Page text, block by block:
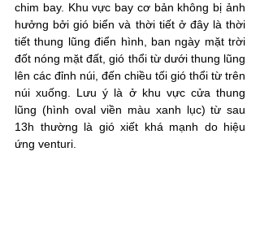
chim bay. Khu vực bay cơ bản không bị ảnh
hưởng bởi gió biển và thời tiết ở đây là thời
tiết thung lũng điển hình, ban ngày mặt trời
đốt nóng mặt đất, gió thổi từ dưới thung lũng
lên các đỉnh núi, đến chiều tối gió thổi từ trên
núi xuống. Lưu ý là ở khu vực cửa thung
lũng (hình oval viền màu xanh lục) từ sau
13h thường là gió xiết khá mạnh do hiệu
ứng venturi.